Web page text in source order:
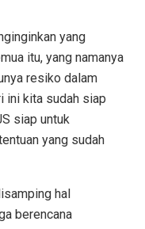
yang
itu, yang namanya
resiko dalam
ini kita sudah siap
siap untuk
yang sudah
hal
berencana